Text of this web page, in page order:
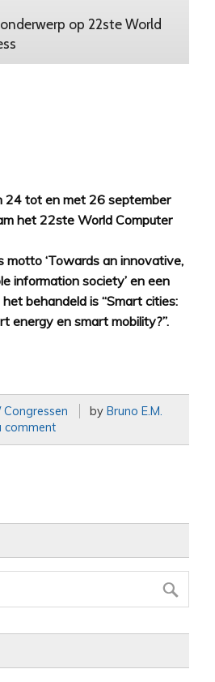
op 22ste World
24 tot en met 26 september
het 22ste World Computer
motto ‘Towards an innovative,
information society’ en een
behandeld is “Smart cities:
energy en smart mobility?”.
by Bruno E.M.
comment